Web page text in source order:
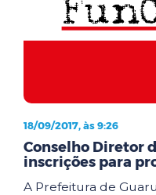
18/09/2017, às 9:26
Conselho Diretor
inscrições para
A Prefeitura de